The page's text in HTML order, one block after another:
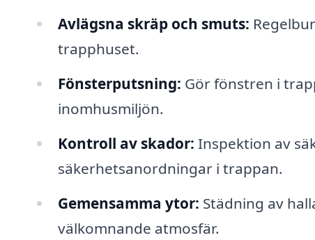
Avlägsna skräp och smuts:
trapphuset.
Fönsterputsning: Gör fönstren i
inomhusmiljön.
Kontroll av skador: Inspektion av
säkerhetsanordningar i trappan.
Gemensamma ytor: Städning av
välkomnande atmosfär.